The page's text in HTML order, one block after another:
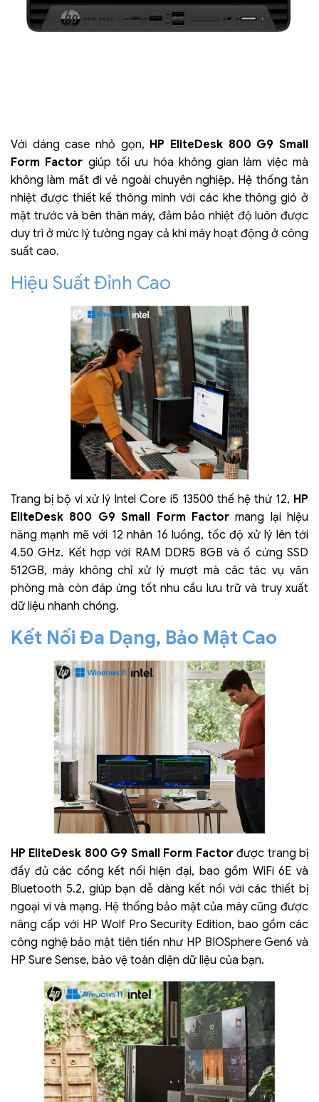
Với dáng case nhỏ gọn, HP EliteDesk 800 G9 Small
Form Factor giúp tối ưu hóa không gian làm việc mà
không làm mất đi vẻ ngoài chuyên nghiệp. Hệ thống tản
nhiệt được thiết kế thông minh với các khe thông gió ở
mặt trước và bên thân máy, đảm bảo nhiệt độ luôn được
duy trì ở mức lý tưởng ngay cả khi máy hoạt động ở công
suất cao.
Hiệu Suất Đỉnh Cao
Trang bị bộ vi xử lý Intel Core i5 13500 thế hệ thứ 12, HP
EliteDesk 800 G9 Small Form Factormang lại hiệu
năng mạnh mẽ với 12 nhân 16 luồng, tốc độ xử lý lên tới
4.50 GHz. Kết hợp với RAM DDR5 8GB và ổ cứng SSD
512GB, máy không chỉ xử lý mượt mà các tác vụ văn
phòng mà còn đáp ứng tốt nhu cầu lưu trữ và truy xuất
dữ liệu nhanh chóng.
Kết Nối Đa Dạng, Bảo Mật Cao
HP EliteDesk 800 G9 Small Form Factorđược trang bị
đầy đủ các cổng kết nối hiện đại, bao gồm WiFi 6E và
Bluetooth 5.2, giúp bạn dễ dàng kết nối với các thiết bị
ngoại vi và mạng. Hệ thống bảo mật của máy cũng được
nâng cấp với HP Wolf Pro Security Edition, bao gồm các
công nghệ bảo mật tiên tiến như HP BIOSphere Gen6 và
HP Sure Sense, bảo vệ toàn diện dữ liệu của bạn.